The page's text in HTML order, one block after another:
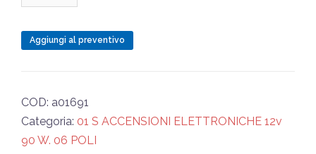
CENTRALINA
Aggiungi al preventivo
COD: a01691
Categoria: 01 S ACCENSIONI ELETTRONICHE 12v
90 W. 06 POLI